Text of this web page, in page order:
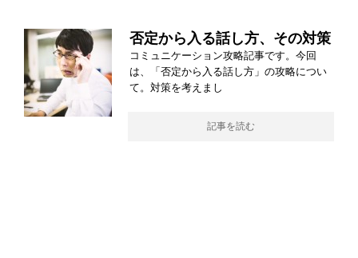
否定から入る話し方、その対策
コミュニケーション攻略記事です。今回
は、「否定から入る話し方」の攻略につい
て。対策を考えまし
記事を読む